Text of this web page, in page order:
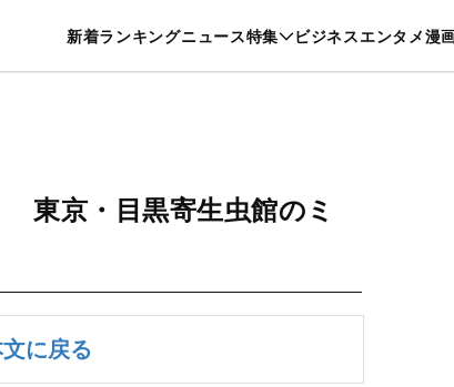
新着ランキングニュース特集 ビジネスエンタメ漫
暮らし スポーツ ヘルスケア 美容 グルメ
東京・目黒寄生虫館のミ
に戻る